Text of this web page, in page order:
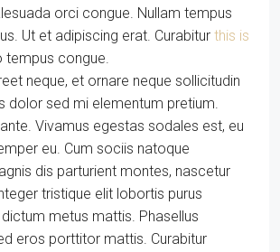
orci congue. Nullam tempus
Ut et adipiscing erat. Curabitur this is
tempus congue.
neque, et ornare neque sollicitudin
dolor sed mi elementum pretium.
Vivamus egestas sodales est, eu
eu. Cum sociis natoque
dis parturient montes, nascetur
tristique elit lobortis purus
metus mattis. Phasellus
eros porttitor mattis. Curabitur